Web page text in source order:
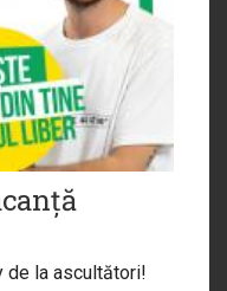
de la ascultători!